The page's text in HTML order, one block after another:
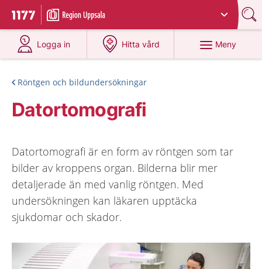
Till startsidan för 1177
Du har valt region
Logga in
på 1177.se
Hitta vård
på 1177.se
Meny
Röntgen och bildundersökningar
Datortomografi
Datortomografi är en form av röntgen som tar
bilder av kroppens organ. Bilderna blir mer
detaljerade än med vanlig röntgen. Med
undersökningen kan läkaren upptäcka
sjukdomar och skador.